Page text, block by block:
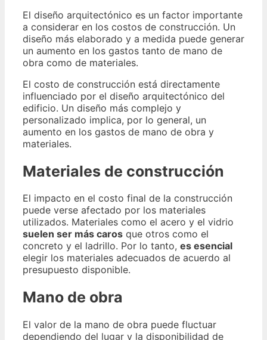
El diseño arquitectónico es un factor importante
a considerar en los costos de construcción. Un
diseño más elaborado y a medida puede generar
un aumento en los gastos tanto de mano de
obra como de materiales.
El costo de construcción está directamente
influenciado por el diseño arquitectónico del
edificio. Un diseño más complejo y
personalizado implica, por lo general, un
aumento en los gastos de mano de obra y
materiales.
Materiales de construcción
El impacto en el costo final de la construcción
puede verse afectado por los materiales
utilizados. Materiales como el acero y el vidrio
suelen ser más caros que otros como el
concreto y el ladrillo. Por lo tanto, es esencial
elegir los materiales adecuados de acuerdo al
presupuesto disponible.
Mano de obra
El valor de la mano de obra puede fluctuar
dependiendo del lugar y la disponibilidad de